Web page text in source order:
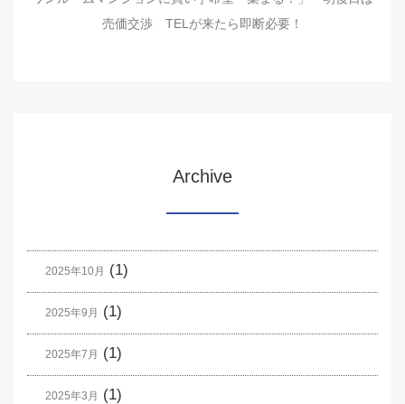
売価交渉 TELが来たら即断必要！
Archive
2025年10月 (1)
2025年9月 (1)
2025年7月 (1)
2025年3月 (1)